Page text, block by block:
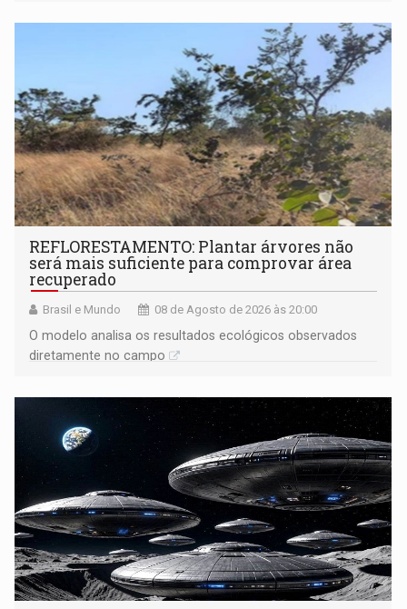
REFLORESTAMENTO: Plantar árvores não
será mais suficiente para comprovar área
recuperado
Brasil e Mundo 08 de Agosto de 2026 às 20:00
O modelo analisa os resultados ecológicos observados
diretamente no campo